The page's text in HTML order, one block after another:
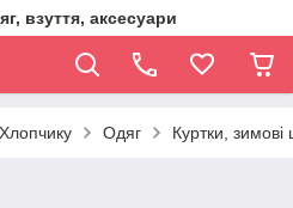
взуття, аксесуари
Хлопчику Одяг Куртки, зимові